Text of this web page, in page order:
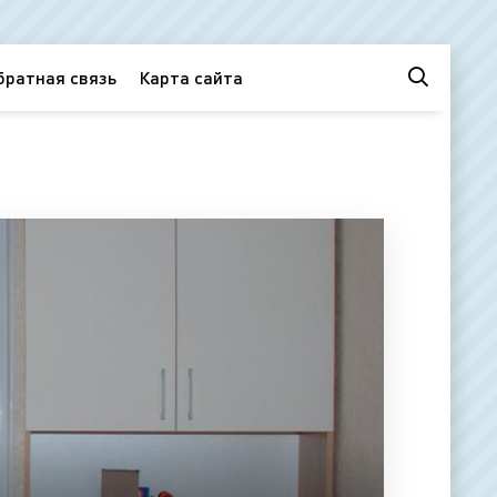
связь Карта сайта